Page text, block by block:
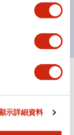
示詳細資料
或緊急狀況下，